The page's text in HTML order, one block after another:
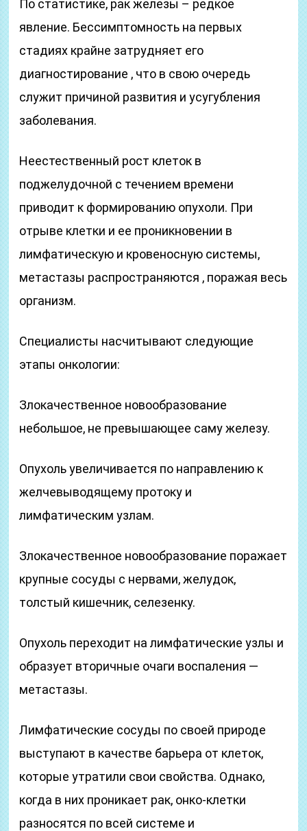
По статистике, рак железы – редкое
явление. Бессимптомность на первых
стадиях крайне затрудняет его
диагностирование , что в свою очередь
служит причиной развития и усугубления
заболевания.
Неестественный рост клеток в
поджелудочной с течением времени
приводит к формированию опухоли. При
отрыве клетки и ее проникновении в
лимфатическую и кровеносную системы,
метастазы распространяются , поражая весь
организм.
Специалисты насчитывают следующие
этапы онкологии:
Злокачественное новообразование
небольшое, не превышающее саму железу.
Опухоль увеличивается по направлению к
желчевыводящему протоку и
лимфатическим узлам.
Злокачественное новообразование поражает
крупные сосуды с нервами, желудок,
толстый кишечник, селезенку.
Опухоль переходит на лимфатические узлы и
образует вторичные очаги воспаления —
метастазы.
Лимфатические сосуды по своей природе
выступают в качестве барьера от клеток,
которые утратили свои свойства. Однако,
когда в них проникает рак, онко-клетки
разносятся по всей системе и